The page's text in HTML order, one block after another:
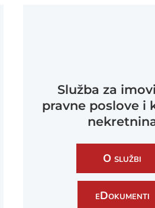
Služba za
pravne poslove i
O službi
eDokumenti